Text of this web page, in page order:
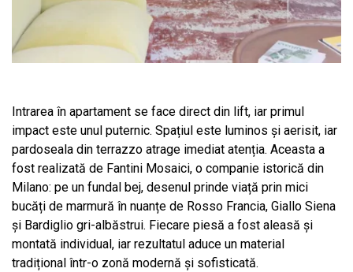
Intrarea în apartament se face direct din lift, iar primul
impact este unul puternic. Spațiul este luminos și aerisit, iar
pardoseala din terrazzo atrage imediat atenția. Aceasta a
fost realizată de Fantini Mosaici, o companie istorică din
Milano: pe un fundal bej, desenul prinde viață prin mici
bucăți de marmură în nuanțe de Rosso Francia, Giallo Siena
și Bardiglio gri-albăstrui. Fiecare piesă a fost aleasă și
montată individual, iar rezultatul aduce un material
tradițional într-o zonă modernă și sofisticată.